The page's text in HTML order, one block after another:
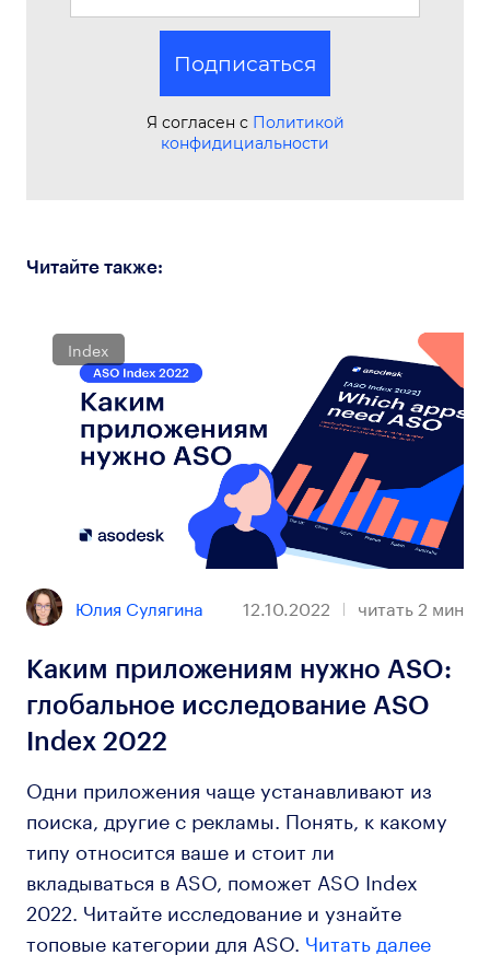
Подписаться
Я согласен с Политикой
конфидициальности
Читайте также:
Index
Юлия Сулягина 12.10.2022 читать 2 мин
Каким приложениям нужно ASO:
глобальное исследование ASO
Index 2022
Одни приложения чаще устанавливают из
поиска, другие с рекламы. Понять, к какому
типу относится ваше и стоит ли
вкладываться в ASO, поможет ASO Index
2022. Читайте исследование и узнайте
топовые категории для ASO. Читать далее